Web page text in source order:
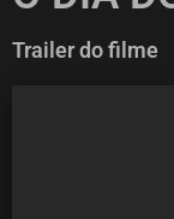
Trailer do filme